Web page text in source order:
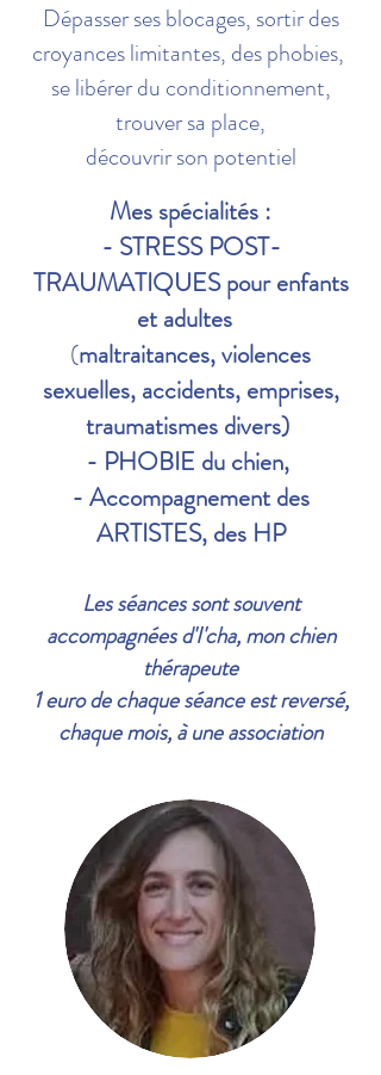
Dépasser ses blocages, sortir des
croyances limitantes, des phobies,
se libérer du conditionnement,
trouver sa place,
découvrir son potentiel
Mes spécialités :
- STRESS POST-
TRAUMATIQUES pour enfants
et adultes
(maltraitances,violences
sexuelles, accidents, emprises,
traumatismes divers)
- PHOBIE du chien,
- Accompagnement des
ARTISTES, des HP
Les séances sont souvent
accompagnées d'I'cha, mon chien
thérapeute
​1 euro de chaque séance est reversé,
chaque mois, à une association